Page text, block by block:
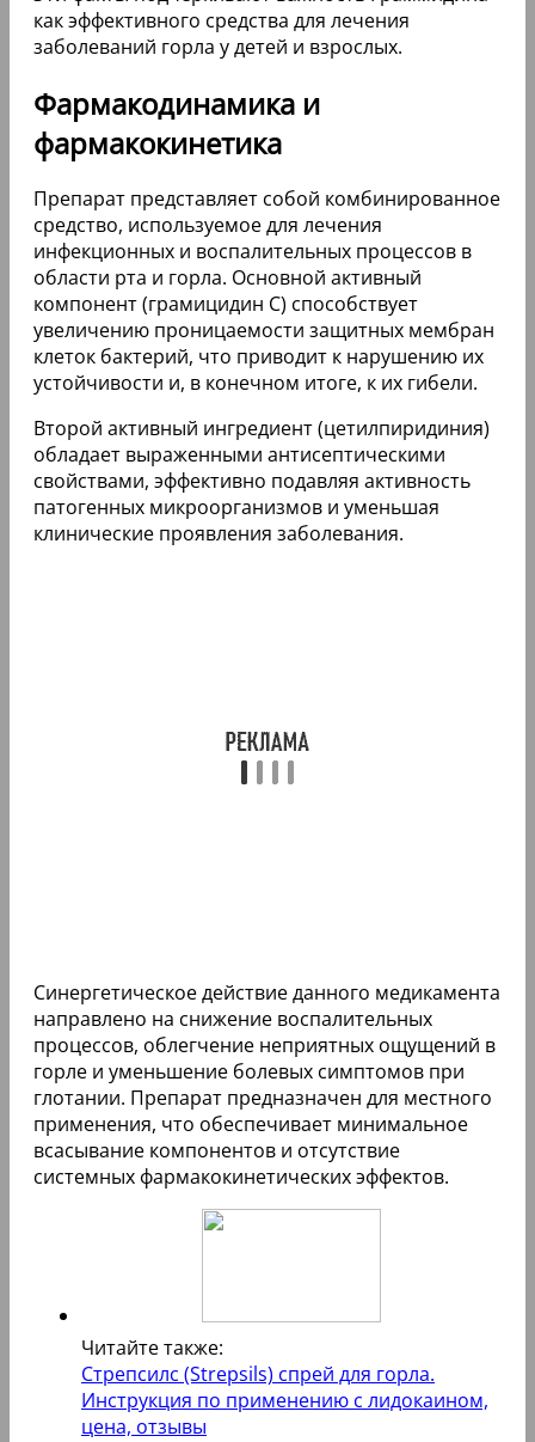
как эффективного средства для лечения
заболеваний горла у детей и взрослых.
Фармакодинамика и
фармакокинетика
Препарат представляет собой комбинированное
средство, используемое для лечения
инфекционных и воспалительных процессов в
области рта и горла. Основной активный
компонент (грамицидин C) способствует
увеличению проницаемости защитных мембран
клеток бактерий, что приводит к нарушению их
устойчивости и, в конечном итоге, к их гибели.
Второй активный ингредиент (цетилпиридиния)
обладает выраженными антисептическими
свойствами, эффективно подавляя активность
патогенных микроорганизмов и уменьшая
клинические проявления заболевания.
Синергетическое действие данного медикамента
направлено на снижение воспалительных
процессов, облегчение неприятных ощущений в
горле и уменьшение болевых симптомов при
глотании. Препарат предназначен для местного
применения, что обеспечивает минимальное
всасывание компонентов и отсутствие
системных фармакокинетических эффектов.
Читайте также:
Стрепсилс (Strepsils) спрей для горла.
Инструкция по применению с лидокаином,
цена, отзывы